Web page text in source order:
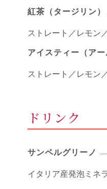
紅茶（タージリン）
ストレート／レモン
アイスティー（アー
ストレート／レモン
ドリンク
サンペルグリーノ
イタリア産発泡ミネ